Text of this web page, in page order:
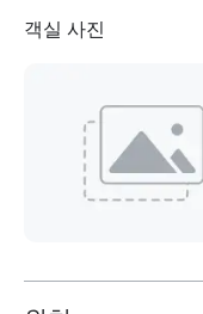
객실 사진